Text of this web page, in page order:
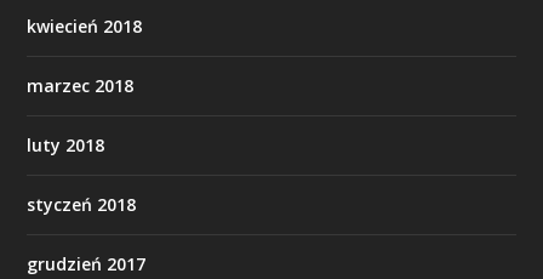
kwiecień 2018
marzec 2018
luty 2018
styczeń 2018
grudzień 2017